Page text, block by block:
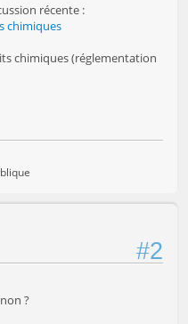
récente :
chimiques
chimiques (réglementation
#2
?